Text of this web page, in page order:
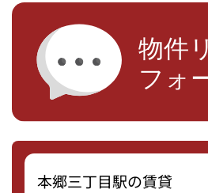
本郷三丁目駅の賃貸